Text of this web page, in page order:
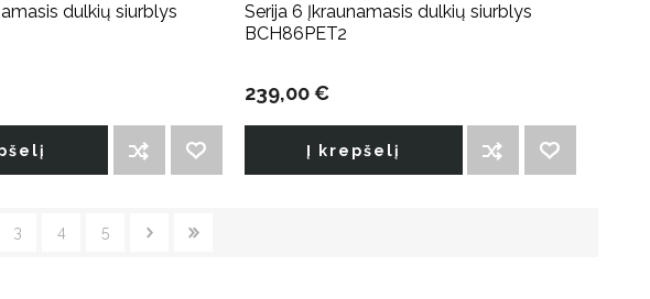
dulkių siurblys
Serija 6 Įkraunamasis dulkių siurblys
BCH86PET2
239,00 €
Į krepšelį
3 4 5